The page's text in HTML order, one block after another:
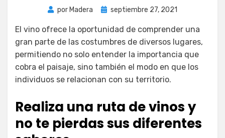
por Madera
Publicada
septiembre 27, 2021
El vino ofrece la oportunidad de comprender una
gran parte de las costumbres de diversos lugares,
permitiendo no solo entender la importancia que
cobra el paisaje, sino también el modo en que los
individuos se relacionan con su territorio.
Realiza una ruta de vinos y
no te pierdas sus diferentes